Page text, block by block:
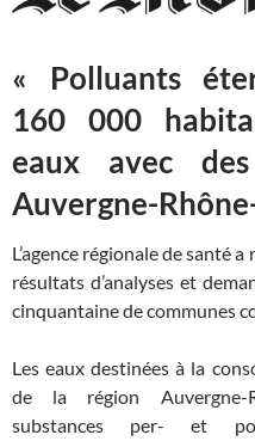
« Polluants
160 000
eaux avec
Auvergne-
L’agence régionale de santé
résultats d’analyses et
cinquantaine de communes
Les eaux destinées à la
de la région Auvergne-
substances per- et